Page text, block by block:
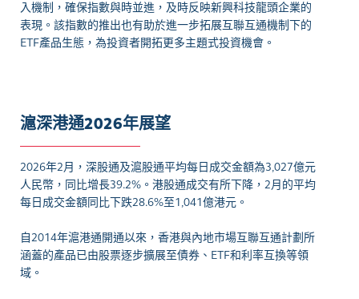
入機制，確保指數與時並進，及時反映新興科技龍頭企業的
表現。該指數的推出也有助於進一步拓展互聯互通機制下的
ETF產品生態，為投資者開拓更多主題式投資機會。
滬深港通2026年展望
2026年2月，深股通及滬股通平均每日成交金額為3,027億元
人民幣，同比增長39.2%。港股通成交有所下降，2月的平均
每日成交金額同比下跌28.6%至1,041億港元。
自2014年滬港通開通以來，香港與內地市場互聯互通計劃所
涵蓋的產品已由股票逐步擴展至債券、ETF和利率互換等領
域。